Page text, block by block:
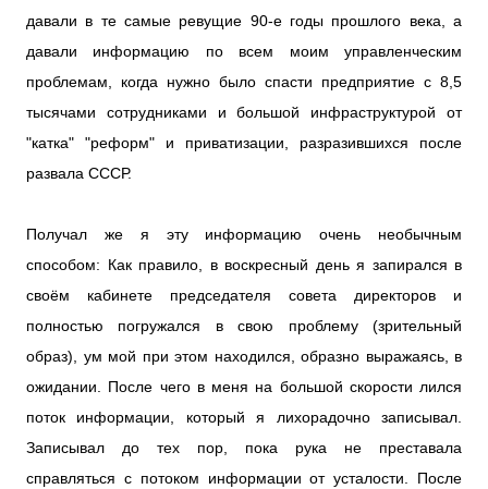
давали в те самые ревущие 90-е годы прошлого века, а
давали информацию по всем моим управленческим
проблемам, когда нужно было спасти предприятие с 8,5
тысячами сотрудниками и большой инфраструктурой от
"катка" "реформ" и приватизации, разразившихся после
развала СССР.
Получал же я эту информацию очень необычным
способом: Как правило, в воскресный день я запирался в
своём кабинете председателя совета директоров и
полностью погружался в свою проблему (зрительный
образ), ум мой при этом находился, образно выражаясь, в
ожидании. После чего в меня на большой скорости лился
поток информации, который я лихорадочно записывал.
Записывал до тех пор, пока рука не преставала
справляться с потоком информации от усталости. После